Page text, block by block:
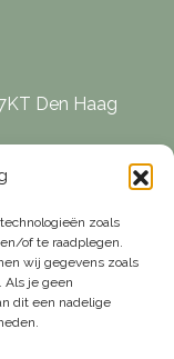
zoals
of te raadplegen.
wij gegevens zoals
Als je geen
dit een nadelige
Den Haag